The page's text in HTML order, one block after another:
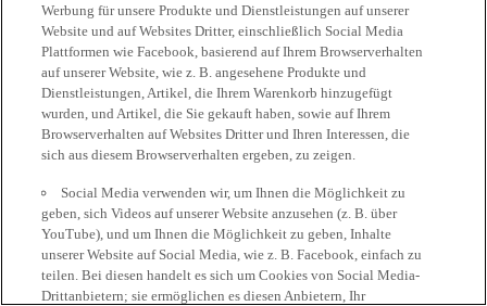
Werbung für unsere Produkte und Dienstleistungen auf unserer
Website und auf Websites Dritter, einschließlich Social Media
Plattformen wie Facebook, basierend auf Ihrem Browserverhalten
auf unserer Website, wie z. B. angesehene Produkte und
Dienstleistungen, Artikel, die Ihrem Warenkorb hinzugefügt
wurden, und Artikel, die Sie gekauft haben, sowie auf Ihrem
Browserverhalten auf Websites Dritter und Ihren Interessen, die
sich aus diesem Browserverhalten ergeben, zu zeigen.
Social Media verwenden wir, um Ihnen die Möglichkeit zu
geben, sich Videos auf unserer Website anzusehen (z. B. über
YouTube), und um Ihnen die Möglichkeit zu geben, Inhalte
unserer Website auf Social Media, wie z. B. Facebook, einfach zu
teilen. Bei diesen handelt es sich um Cookies von Social Media-
Drittanbietern; sie ermöglichen es diesen Anbietern, Ihr